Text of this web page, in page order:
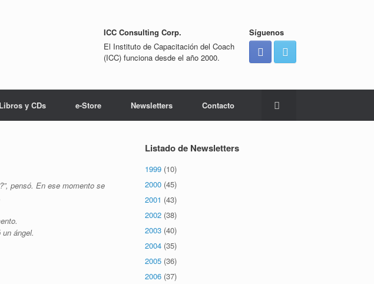
ICC Consulting Corp.
El Instituto de Capacitación del Coach
(ICC) funciona desde el año 2000.
Síguenos
Libros y CDs e-Store Newsletters Contacto
pensó. En ese momento se
ángel.
Listado de Newsletters
1999 (10)
2000 (45)
2001 (43)
2002 (38)
2003 (40)
2004 (35)
2005 (36)
2006 (37)